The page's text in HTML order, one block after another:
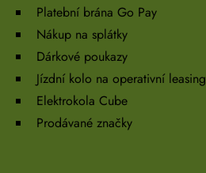
Platební brána Go Pay
Nákup na splátky
Dárkové poukazy
Jízdní kolo na operativní leasing
Elektrokola Cube
Prodávané značky